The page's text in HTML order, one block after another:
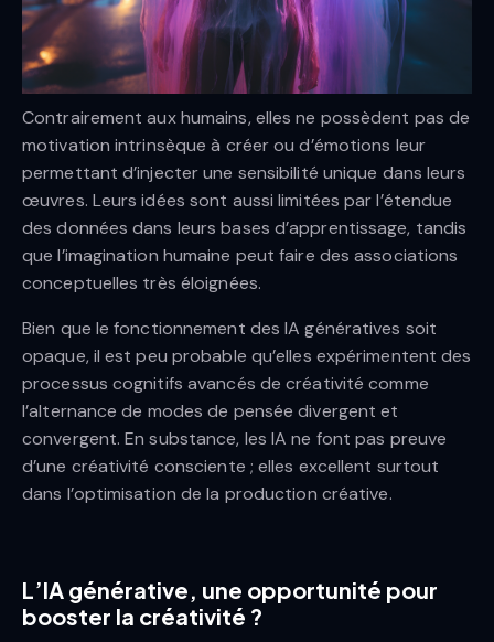
Contrairement aux humains, elles ne possèdent pas de
motivation intrinsèque à créer ou d’émotions leur
permettant d’injecter une sensibilité unique dans leurs
œuvres. Leurs idées sont aussi limitées par l’étendue
des données dans leurs bases d’apprentissage, tandis
que l’imagination humaine peut faire des associations
conceptuelles très éloignées.
Bien que le fonctionnement des IA génératives soit
opaque, il est peu probable qu’elles expérimentent des
processus cognitifs avancés de créativité comme
l’alternance de modes de pensée divergent et
convergent. En substance, les IA ne font pas preuve
d’une créativité consciente ; elles excellent surtout
dans l’optimisation de la production créative.
L’IA générative, une opportunité pour
booster la créativité ?